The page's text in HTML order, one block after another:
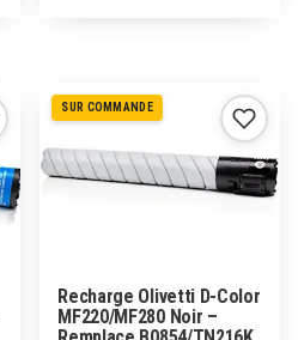
SUR COMMANDE
Recharge Olivetti D-Color
MF220/MF280 Noir –